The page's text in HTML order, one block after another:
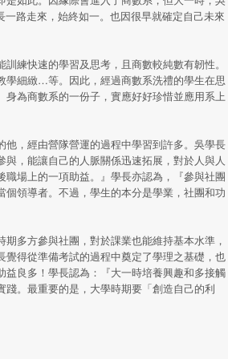
路走來，始終如一。也因很早就確定自己未來
練快速的學習及思考，且商數較純數有韌性。
學細緻…等。因此，經過商數系洗禮的學生在思
為商數系的一份子，實應好好珍惜並應用系上
，經由營隊營運的過程中學習到許多。吳學長
，能讓自己的人脈關係迅速拓展，對於人與人
場上的一項助益。』學長亦認為，『參與社團
領導者。不過，學生的本分是學業，社團和功
多方參與社團，對於課業也能維持基本水準，
得從準備考試的過程中奠定了學理之基礎，也
良多！學長認為：『大一時培養興趣和多接觸
。最重要的是，大學時期要「創造自己的利